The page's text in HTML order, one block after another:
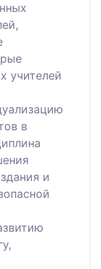
учителей
в
и